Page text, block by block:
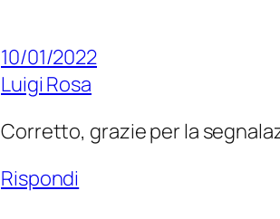
10/01/2022
Luigi Rosa
Corretto, grazie per la
Rispondi